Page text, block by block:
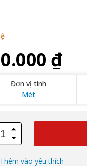
₫
Đơn vị tính
Mét
Thêm vào yêu thích